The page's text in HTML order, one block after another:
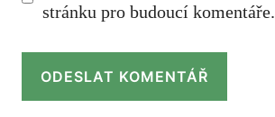
stránku pro budoucí komentáře.